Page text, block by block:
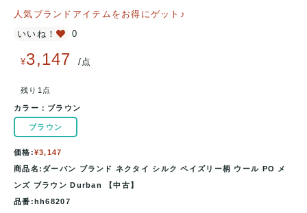
人気ブランドアイテムをお得にゲット♪
いいね！
0
¥3,147 /点
残り1点
カラー： ブラウン
ブラウン
価格:¥3,147
商品名:ダーバン ブランド ネクタイ シルク ペイズリー柄 ウール PO メ
ンズ ブラウン Durban 【中古】
品番:hh68207